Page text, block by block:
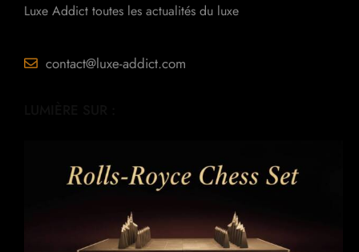
Luxe Addict toutes les actualités du luxe
contact@luxe-addict.com